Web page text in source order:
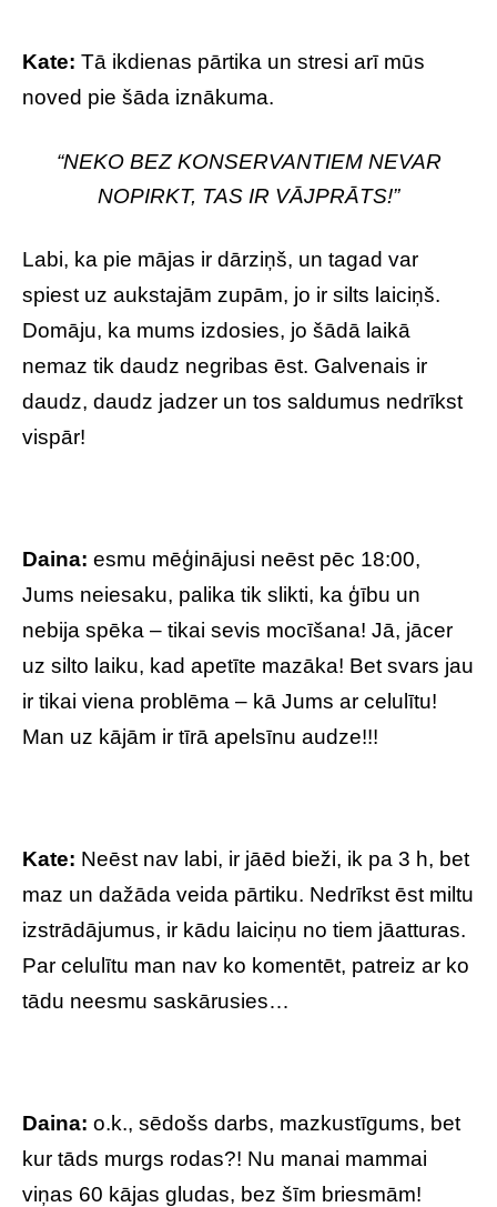
Kate: Tā ikdienas pārtika un stresi arī mūs
noved pie šāda iznākuma.
“NEKO BEZ KONSERVANTIEM NEVAR
NOPIRKT, TAS IR VĀJPRĀTS!”
Labi, ka pie mājas ir dārziņš, un tagad var
spiest uz aukstajām zupām, jo ir silts laiciņš.
Domāju, ka mums izdosies, jo šādā laikā
nemaz tik daudz negribas ēst. Galvenais ir
daudz, daudz jadzer un tos saldumus nedrīkst
vispār!
Daina: esmu mēģinājusi neēst pēc 18:00,
Jums neiesaku, palika tik slikti, ka ģību un
nebija spēka – tikai sevis mocīšana! Jā, jācer
uz silto laiku, kad apetīte mazāka! Bet svars jau
ir tikai viena problēma – kā Jums ar celulītu!
Man uz kājām ir tīrā apelsīnu audze!!!
Kate: Neēst nav labi, ir jāēd bieži, ik pa 3 h, bet
maz un dažāda veida pārtiku. Nedrīkst ēst miltu
izstrādājumus, ir kādu laiciņu no tiem jāatturas.
Par celulītu man nav ko komentēt, patreiz ar ko
tādu neesmu saskārusies…
Daina: o.k., sēdošs darbs, mazkustīgums, bet
kur tāds murgs rodas?! Nu manai mammai
viņas 60 kājas gludas, bez šīm briesmām!